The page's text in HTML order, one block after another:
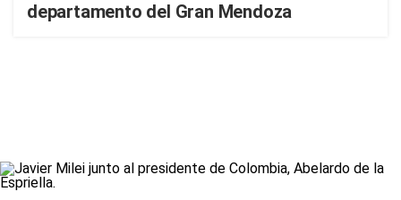
departamento del Gran Mendoza